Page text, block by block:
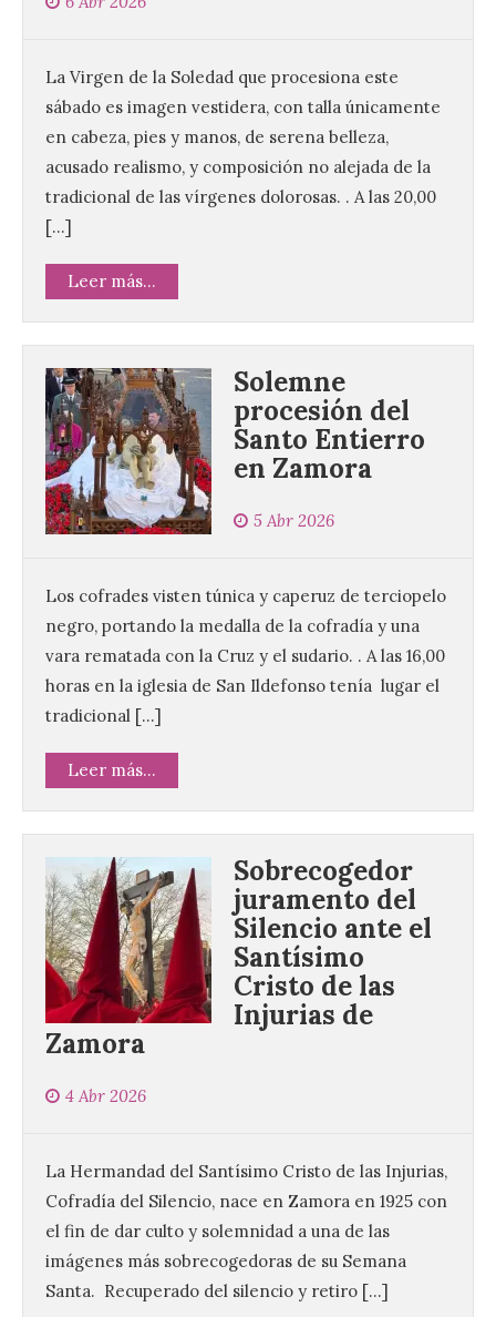
La Virgen de la Soledad que procesiona este
sábado es imagen vestidera, con talla únicamente
en cabeza, pies y manos, de serena belleza,
acusado realismo, y composición no alejada de la
tradicional de las vírgenes dolorosas. . A las 20,00
[…]
Leer más...
Solemne
procesión del
Santo Entierro
en Zamora
5 Abr 2026
Los cofrades visten túnica y caperuz de terciopelo
negro, portando la medalla de la cofradía y una
vara rematada con la Cruz y el sudario. . A las 16,00
horas en la iglesia de San Ildefonso tenía lugar el
tradicional […]
Leer más...
Sobrecogedor
juramento del
Silencio ante el
Santísimo
Cristo de las
Injurias de
Zamora
4 Abr 2026
La Hermandad del Santísimo Cristo de las Injurias,
Cofradía del Silencio, nace en Zamora en 1925 con
el fin de dar culto y solemnidad a una de las
imágenes más sobrecogedoras de su Semana
Santa. Recuperado del silencio y retiro […]